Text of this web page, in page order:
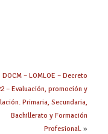
DOCM – LOMLOE – Decreto
– Evaluación, promoción y
Primaria, Secundaria,
Bachillerato y Formación
Profesional.»